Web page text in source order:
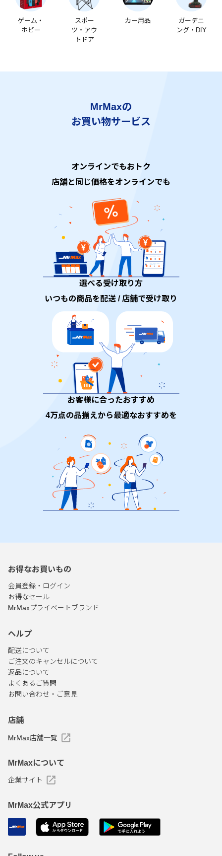
ゲーム・
ホビー
スポー
ツ・アウ
トドア
カー用品
ガーデニ
ング・DIY
MrMaxの
お買い物サービス
オンラインでもおトク
店舗と同じ価格をオンラインでも
選べる受け取り方
いつもの商品を配送 / 店舗で受け取り
お客様に合ったおすすめ
4万点の品揃えから最適なおすすめを
お得なお買いもの
会員登録・ログイン
お得なセール
MrMaxプライベートブランド
ヘルプ
配送について
ご注文のキャンセルについて
返品について
よくあるご質問
お問い合わせ・ご意見
店舗
MrMax店舗一覧
MrMaxについて
企業サイト
MrMax公式アプリ